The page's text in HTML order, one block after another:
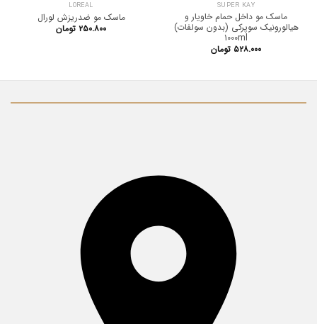
SUPER KAY
ماسک مو داخل حمام خاویار و
هیالورونیک سوپرکی (بدون سولفات)
1000ml
۵۲۸.۰۰۰ تومان
LOREAL
ماسک مو ضدریزش لورال
۲۵۰.۸۰۰ تومان